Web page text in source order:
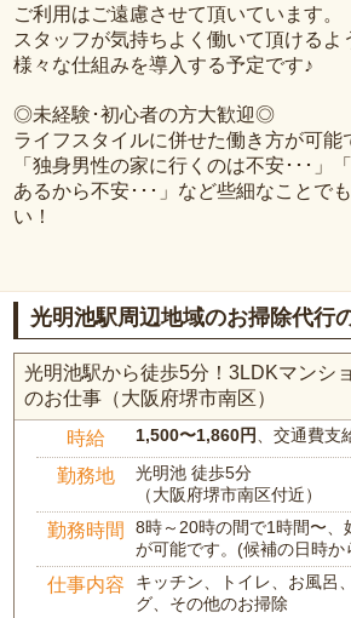
ご利用はご遠慮させて頂いています。
スタッフが気持ちよく働いて頂けるよ
様々な仕組みを導入する予定です♪
◎未経験･初心者の方大歓迎◎
ライフスタイルに併せた働き方が可能
「独身男性の家に行くのは不安･･･」
あるから不安･･･」など些細なことで
い！
光明池駅周辺地域のお掃除代行
光明池駅から徒歩5分！3LDKマンシ
のお仕事（大阪府堺市南区）
時給 1,500〜1,860円、交通費支
勤務地
光明池 徒歩5分
（大阪府堺市南区付近）
勤務時間
8時～20時の間で1時間〜、
が可能です。(候補の日時か
仕事内容
キッチン、トイレ、お風呂
グ、その他のお掃除